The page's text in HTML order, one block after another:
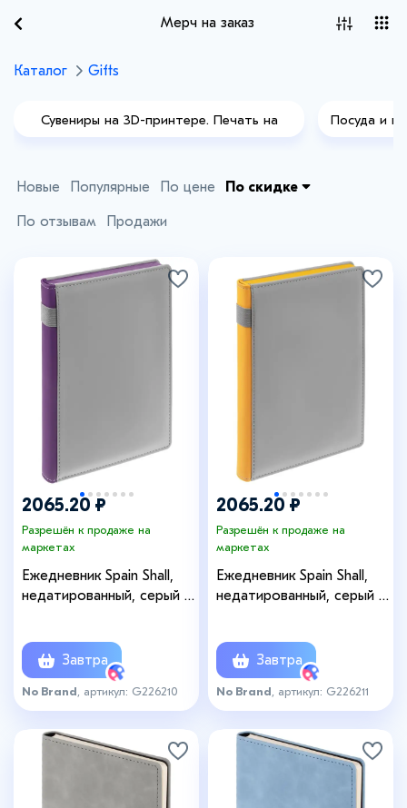
Мерч на заказ
Каталог Gifts
Сувениры на 3D-принтере. Печать на
Посуда и
Подарки с полной запечаткой
Новые Популярные По цене По скидке
По отзывам Продажи
2065.20 ₽
Разрешён к продаже на
маркетах
Ежедневник Spain Shall,
недатированный, серый с
Завтра
No Brand , артикул: G226210
2065.20 ₽
Разрешён к продаже на
маркетах
Ежедневник Spain Shall,
недатированный, серый с
Завтра
No Brand , артикул: G226211